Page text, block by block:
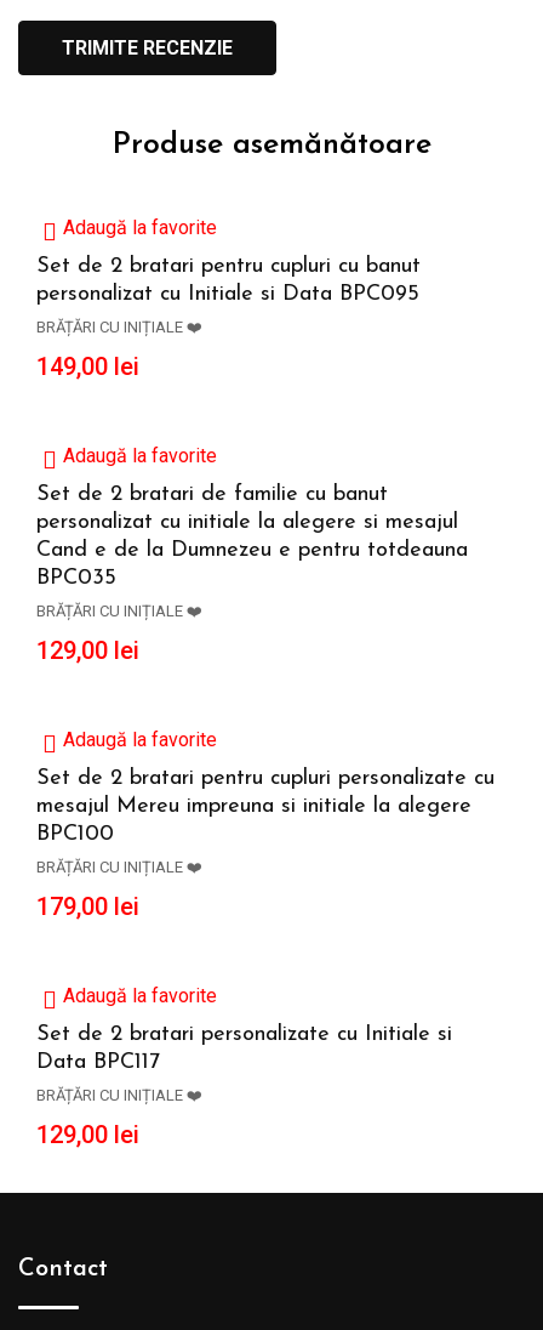
Produse asemănătoare
Adaugă la favorite
Set de 2 bratari pentru cupluri cu banut
personalizat cu Initiale si Data BPC095
BRĂȚĂRI CU INIȚIALE ❤️
149,00 lei
Adaugă la favorite
ADAUGĂ ÎN COȘ
Set de 2 bratari de familie cu banut
personalizat cu initiale la alegere si mesajul
Cand e de la Dumnezeu e pentru totdeauna
BPC035
BRĂȚĂRI CU INIȚIALE ❤️
129,00 lei
Adaugă la favorite
Set de 2 bratari pentru cupluri personalizate cu
mesajul Mereu impreuna si initiale la alegere
BPC100
BRĂȚĂRI CU INIȚIALE ❤️
179,00 lei
Adaugă la favorite
Set de 2 bratari personalizate cu Initiale si
Data BPC117
BRĂȚĂRI CU INIȚIALE ❤️
129,00 lei
Contact